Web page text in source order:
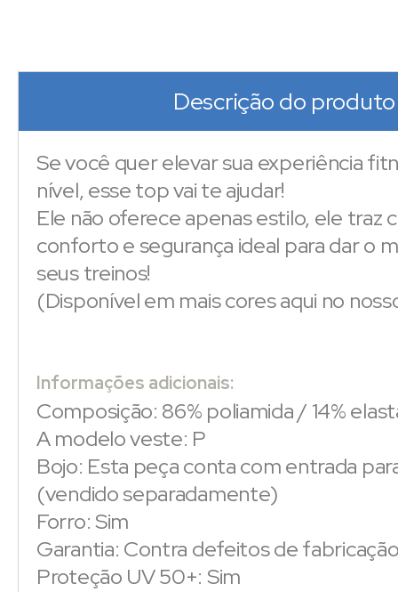
Descrição do produto
Se você quer elevar sua experiência
nível, esse top vai te ajudar!
Ele não oferece apenas estilo, ele traz
conforto e segurança ideal para dar o
seus treinos!
(Disponível em mais cores aqui no
Informações adicionais:
Composição: 86% poliamida / 14%
A modelo veste: P
Bojo: Esta peça conta com entrada
(vendido separadamente)
Forro: Sim
Garantia: Contra defeitos de
Proteção UV 50+: Sim